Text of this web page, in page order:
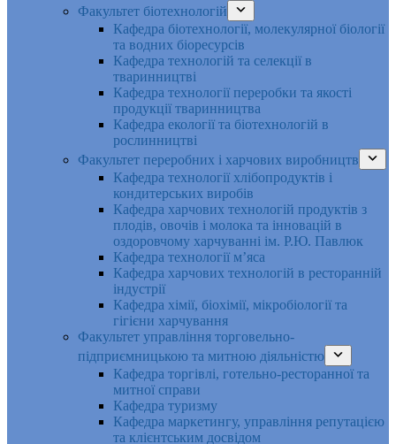
Факультет біотехнологій
Кафедра біотехнології, молекулярної біології
та водних біоресурсів
Кафедра технологій та селекції в
тваринництві
Кафедра технології переробки та якості
продукції тваринництва
Кафедра екології та біотехнологій в
рослинництві
Факультет переробних і харчових виробництв
Кафедра технології хлібопродуктів і
кондитерських виробів
Кафедра харчових технологій продуктів з
плодів, овочів і молока та інновацій в
оздоровчому харчуванні ім. Р.Ю. Павлюк
Кафедра технології м’яса
Кафедра харчових технологій в ресторанній
індустрії
Кафедра хімії, біохімії, мікробіології та
гігієни харчування
Факультет управління торговельно-
підприємницькою та митною діяльністю
Кафедра торгівлі, готельно-ресторанної та
митної справи
Кафедра туризму
Кафедра маркетингу, управління репутацією
та клієнтським досвідом